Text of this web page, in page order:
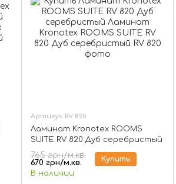
Артикул: RV 820
Ламинат Kronotex ROOMS
SUITE RV 820 Дуб серебристый
765 грн/м.кв.
670 грн/м.кв.
Купить
В наличии